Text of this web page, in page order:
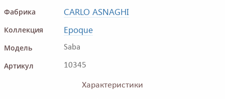
Фабрика CARLO ASNAGHI
Коллекция Epoque
Модель Saba
Артикул 10345
Характеристики